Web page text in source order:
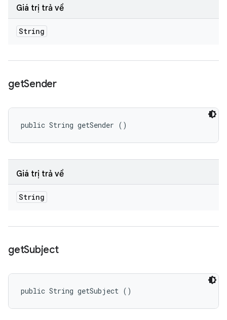
Giá trị trả về
String
getSender
public String getSender ()
Giá trị trả về
String
getSubject
public String getSubject ()